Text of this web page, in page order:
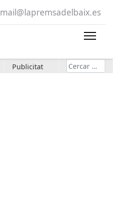
mail@lapremsadelbaix.es
Publicitat Cerca